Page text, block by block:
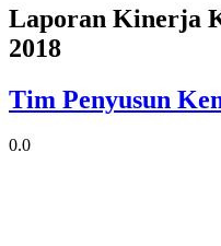
Laporan Kinerja
2018
Tim Penyusun
0.0